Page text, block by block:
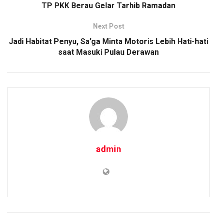
TP PKK Berau Gelar Tarhib Ramadan
Next Post
Jadi Habitat Penyu, Sa’ga Minta Motoris Lebih Hati-hati
saat Masuki Pulau Derawan
admin